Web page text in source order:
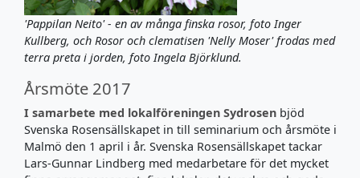
'Pappilan Neito' - en av många finska rosor, foto Inger
Kullberg, och Rosor och clematisen 'Nelly Moser' frodas med
terra preta i jorden, foto Ingela Björklund.
Årsmöte 2017
I samarbete med lokalföreningen Sydrosen bjöd
Svenska Rosensällskapet in till seminarium och årsmöte i
Malmö den 1 april i år. Svenska Rosensällskapet tackar
Lars-Gunnar Lindberg med medarbetare för det mycket